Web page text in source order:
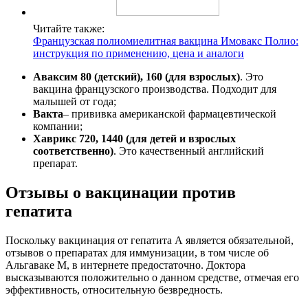
Читайте также:
Французская полиомиелитная вакцина Имовакс Полио:
инструкция по применению, цена и аналоги
Аваксим 80 (детский), 160 (для взрослых). Это
вакцина французского производства. Подходит для
малышей от года;
Вакта– прививка американской фармацевтической
компании;
Хаврикс 720, 1440 (для детей и взрослых
соответственно). Это качественный английский
препарат.
Отзывы о вакцинации против
гепатита
Поскольку вакцинация от гепатита А является обязательной,
отзывов о препаратах для иммунизации, в том числе об
Альгаваке М, в интернете предостаточно. Доктора
высказываются положительно о данном средстве, отмечая его
эффективность, относительную безвредность.